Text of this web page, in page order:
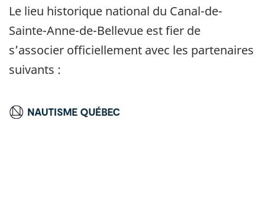
Le lieu historique national du Canal-de-
Sainte-Anne-de-Bellevue est fier de
s’associer officiellement avec les partenaires
suivants :